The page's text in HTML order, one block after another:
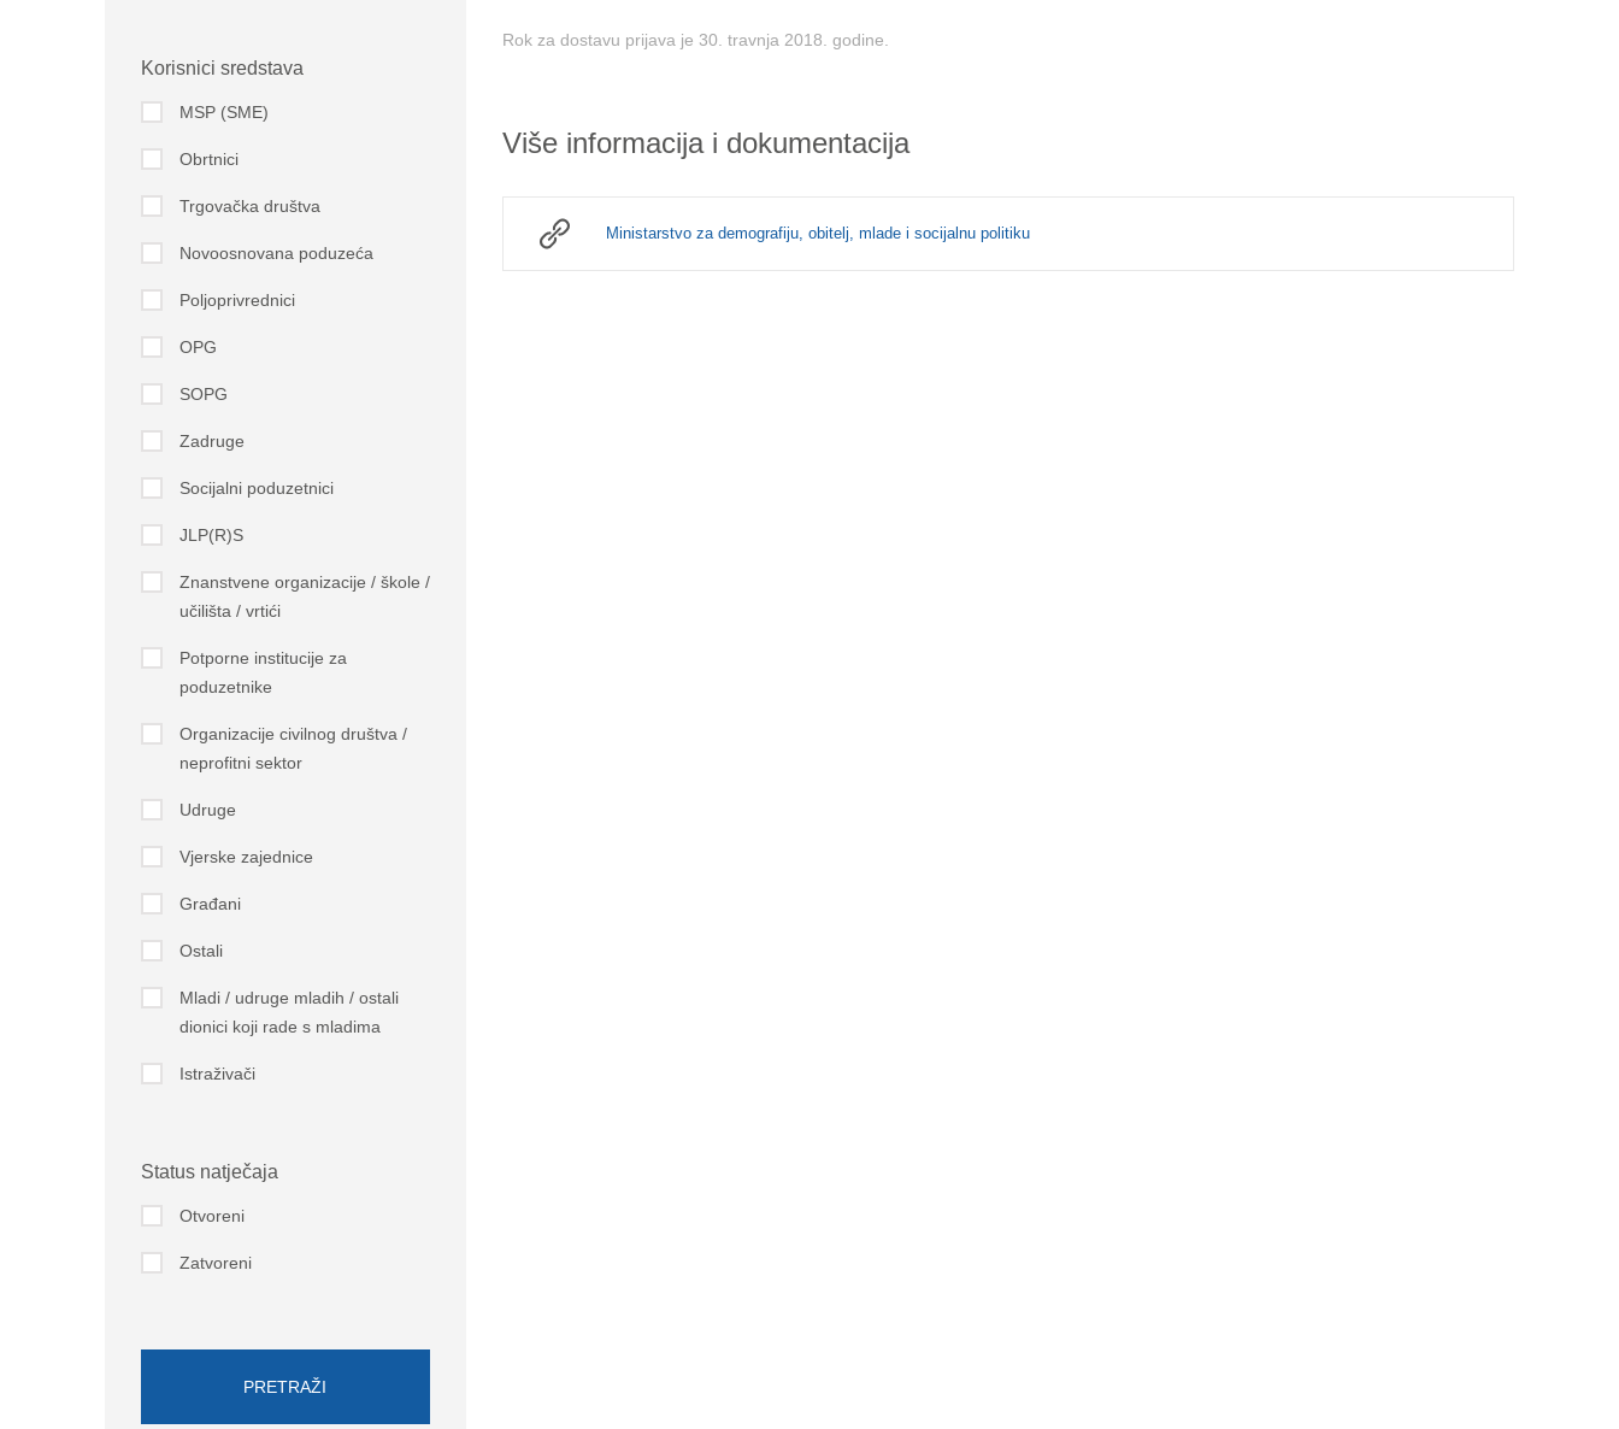
Korisnici sredstava
MSP (SME)
Obrtnici
Trgovačka društva
Novoosnovana poduzeća
Poljoprivrednici
OPG
SOPG
Zadruge
Socijalni poduzetnici
JLP(R)S
Znanstvene organizacije / škole /
učilišta / vrtići
Potporne institucije za
poduzetnike
Organizacije civilnog društva /
neprofitni sektor
Udruge
Vjerske zajednice
Građani
Ostali
Mladi / udruge mladih / ostali
dionici koji rade s mladima
Istraživači
Status natječaja
Otvoreni
Zatvoreni
PRETRAŽI
Rok za dostavu prijava je 30. travnja 2018. godine.
Više informacija i dokumentacija
Ministarstvo za demografiju, obitelj, mlade i socijalnu politiku